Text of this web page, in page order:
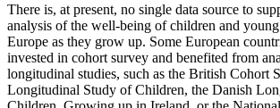
There is, at present, no single data source to
analysis of the well-being of children and young
Europe as they grow up. Some European
invested in cohort survey and benefited from
longitudinal studies, such as the British Cohort
Longitudinal Study of Children, the Danish